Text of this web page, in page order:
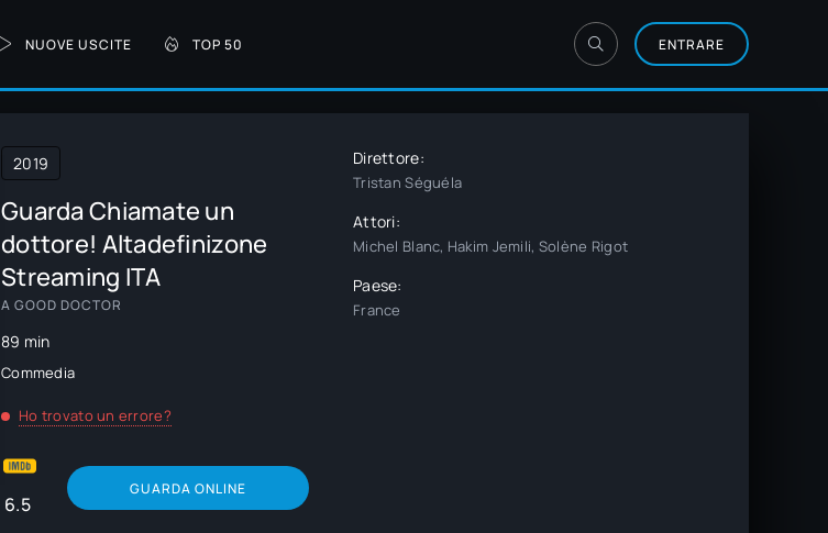
NUOVE USCITE TOP 50 ENTRARE
Guarda Chiamate un
dottore! Altadefinizone
Streaming ITA
A GOOD DOCTOR
89 min
Commedia
2019
Ho trovato un errore?
6.5
GUARDA ONLINE
Direttore:
Tristan Séguéla
Attori:
Michel Blanc, Hakim Jemili, Solène Rigot
Paese:
France